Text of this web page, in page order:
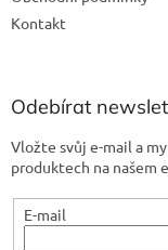
Kontakt
Odebírat
Vložte svůj e-mail a
produktech na našem
E-mail